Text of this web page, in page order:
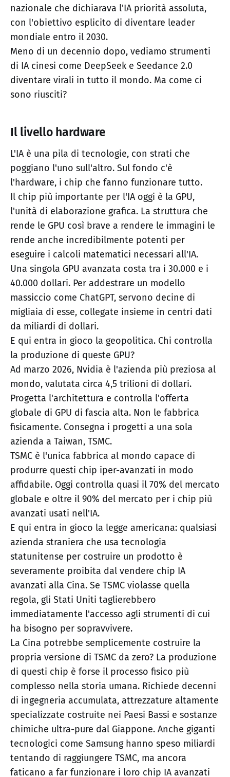
nazionale che dichiarava l'IA priorità assoluta,
con l'obiettivo esplicito di diventare leader
mondiale entro il 2030.
Meno di un decennio dopo, vediamo strumenti
di IA cinesi come DeepSeek e Seedance 2.0
diventare virali in tutto il mondo. Ma come ci
sono riusciti?
Il livello hardware
L'IA è una pila di tecnologie, con strati che
poggiano l'uno sull'altro. Sul fondo c'è
l'hardware, i chip che fanno funzionare tutto.
Il chip più importante per l'IA oggi è la GPU,
l'unità di elaborazione grafica. La struttura che
rende le GPU così brave a rendere le immagini le
rende anche incredibilmente potenti per
eseguire i calcoli matematici necessari all'IA.
Una singola GPU avanzata costa tra i 30.000 e i
40.000 dollari. Per addestrare un modello
massiccio come ChatGPT, servono decine di
migliaia di esse, collegate insieme in centri dati
da miliardi di dollari.
E qui entra in gioco la geopolitica. Chi controlla
la produzione di queste GPU?
Ad marzo 2026, Nvidia è l'azienda più preziosa al
mondo, valutata circa 4,5 trilioni di dollari.
Progetta l'architettura e controlla l'offerta
globale di GPU di fascia alta. Non le fabbrica
fisicamente. Consegna i progetti a una sola
azienda a Taiwan, TSMC.
TSMC è l'unica fabbrica al mondo capace di
produrre questi chip iper-avanzati in modo
affidabile. Oggi controlla quasi il 70% del mercato
globale e oltre il 90% del mercato per i chip più
avanzati usati nell'IA.
E qui entra in gioco la legge americana: qualsiasi
azienda straniera che usa tecnologia
statunitense per costruire un prodotto è
severamente proibita dal vendere chip IA
avanzati alla Cina. Se TSMC violasse quella
regola, gli Stati Uniti taglierebbero
immediatamente l'accesso agli strumenti di cui
ha bisogno per sopravvivere.
La Cina potrebbe semplicemente costruire la
propria versione di TSMC da zero? La produzione
di questi chip è forse il processo fisico più
complesso nella storia umana. Richiede decenni
di ingegneria accumulata, attrezzature altamente
specializzate costruite nei Paesi Bassi e sostanze
chimiche ultra-pure dal Giappone. Anche giganti
tecnologici come Samsung hanno speso miliardi
tentando di raggiungere TSMC, ma ancora
faticano a far funzionare i loro chip IA avanzati